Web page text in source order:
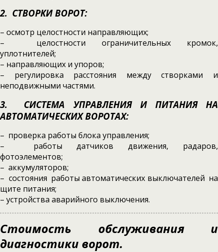
2. СТВОРКИ ВОРОТ:
– осмотр целостности направляющих;
– целостности ограничительных кромок,
уплотнителей;
– направляющих и упоров;
– регулировка расстояния между створками и
неподвижными частями.
3. СИСТЕМА УПРАВЛЕНИЯ И ПИТАНИЯ НА
АВТОМАТИЧЕСКИХ ВОРОТАХ:
– проверка работы блока управления;
– работы датчиков движения, радаров,
фотоэлементов;
– аккумуляторов;
– состояния работы автоматических выключателей на
щите питания;
– устройства аварийного выключения.
Стоимость обслуживания и
диагностики ворот.